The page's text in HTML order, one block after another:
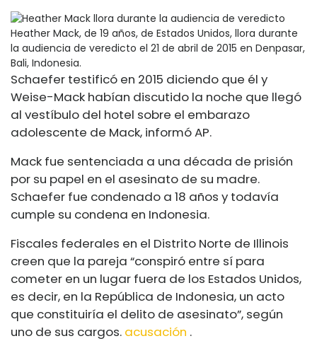
Heather Mack, de 19 años, de Estados Unidos, llora durante
la audiencia de veredicto el 21 de abril de 2015 en Denpasar,
Bali, Indonesia.
Schaefer testificó en 2015 diciendo que él y
Weise-Mack habían discutido la noche que llegó
al vestíbulo del hotel sobre el embarazo
adolescente de Mack, informó AP.
Mack fue sentenciada a una década de prisión
por su papel en el asesinato de su madre.
Schaefer fue condenado a 18 años y todavía
cumple su condena en Indonesia.
Fiscales federales en el Distrito Norte de Illinois
creen que la pareja “conspiró entre sí para
cometer en un lugar fuera de los Estados Unidos,
es decir, en la República de Indonesia, un acto
que constituiría el delito de asesinato”, según
uno de sus cargos. acusación .